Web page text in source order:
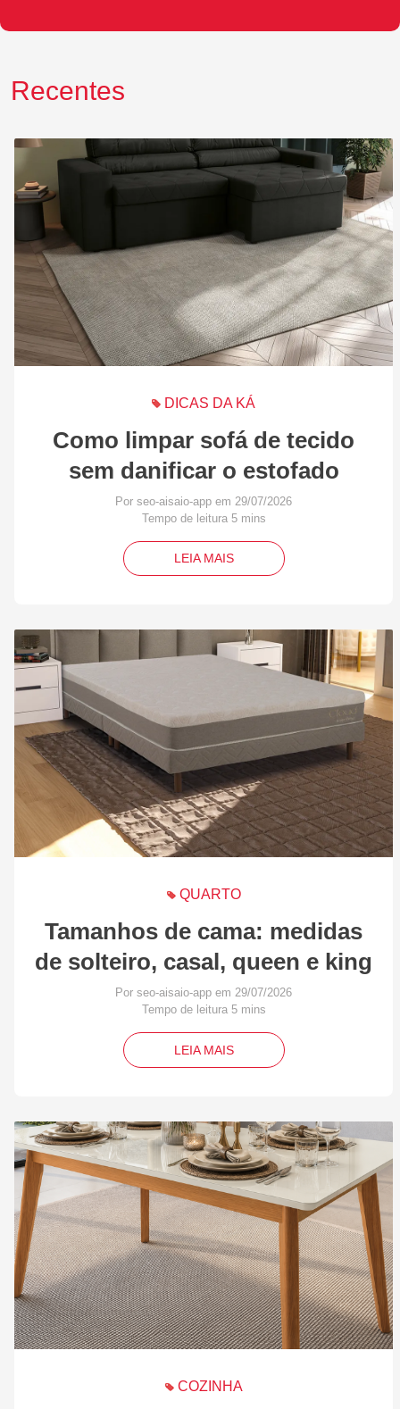
Recentes
DICAS DA KÁ
Como limpar sofá de tecido
sem danificar o estofado
Por seo-aisaio-app em 29/07/2026
LEIA MAIS
QUARTO
Tamanhos de cama: medidas
de solteiro, casal, queen e king
Por seo-aisaio-app em 29/07/2026
LEIA MAIS
COZINHA